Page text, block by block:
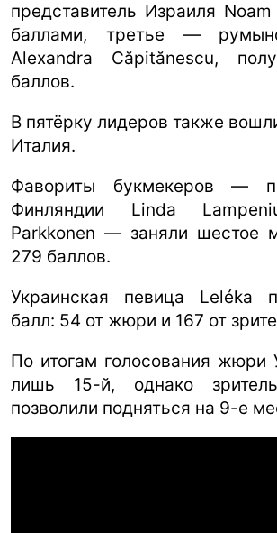
представитель Израиля
баллами, третье —
Alexandra Căpitănescu,
баллов.
В пятёрку лидеров также
Италия.
Фавориты букмекеров —
Финляндии Linda
Parkkonen — заняли шестое
279 баллов.
Украинская певица Leléka
балл: 54 от жюри и 167 от
По итогам голосования жюри
лишь 15-й, однако
позволили подняться на 9-е